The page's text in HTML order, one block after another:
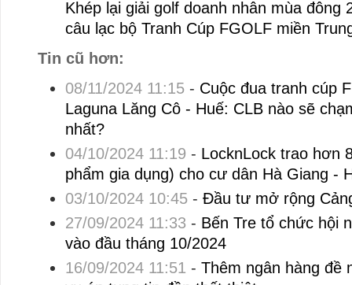
Khép lại giải golf doanh nhân mùa đông
câu lạc bộ Tranh Cúp FGOLF miền
Tin cũ hơn:
08/11/2024 11:15- Cuộc đua tranh cúp
Laguna Lăng Cô - Huế: CLB nào sẽ
nhất?
04/10/2024 11:19 - LocknLock trao hơn
phẩm gia dụng) cho cư dân Hà Giang -
03/10/2024 10:45- Đầu tư mở rộng
27/09/2024 11:33 - Bến Tre tổ chức hội
vào đầu tháng 10/2024
16/09/2024 11:51 - Thêm ngân hàng đề